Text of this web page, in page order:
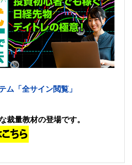
ム「全サイン閲覧」
裁量教材の登場です。